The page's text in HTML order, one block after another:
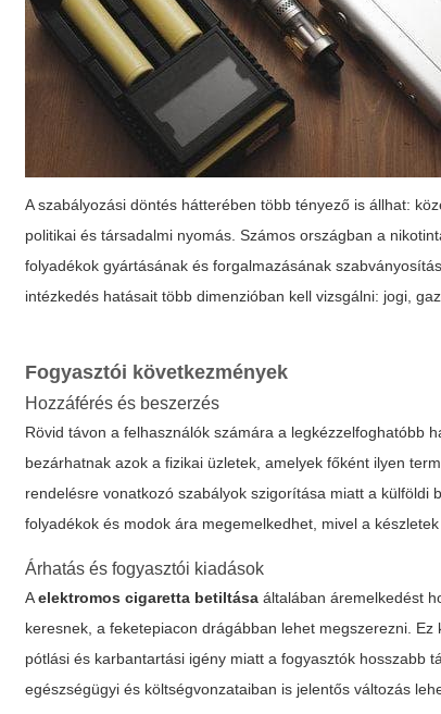
A szabályozási döntés hátterében több tényező is állhat:
politikai és társadalmi nyomás. Számos országban a
folyadékok gyártásának és forgalmazásának
intézkedés hatásait több dimenzióban kell vizsgálni: jogi,
Fogyasztói következmények
Hozzáférés és beszerzés
Rövid távon a felhasználók számára a legkézzelfoghatóbb
bezárhatnak azok a fizikai üzletek, amelyek főként ilyen
rendelésre vonatkozó szabályok szigorítása miatt a külföldi
folyadékok és modok ára megemelkedhet, mivel a készletek
Árhatás és fogyasztói kiadások
Aelektromos cigaretta betiltása általában áremelkedést
keresnek, a feketepiacon drágábban lehet megszerezni.
pótlási és karbantartási igény miatt a fogyasztók hosszabb
egészségügyi és költségvonzataiban is jelentős változás